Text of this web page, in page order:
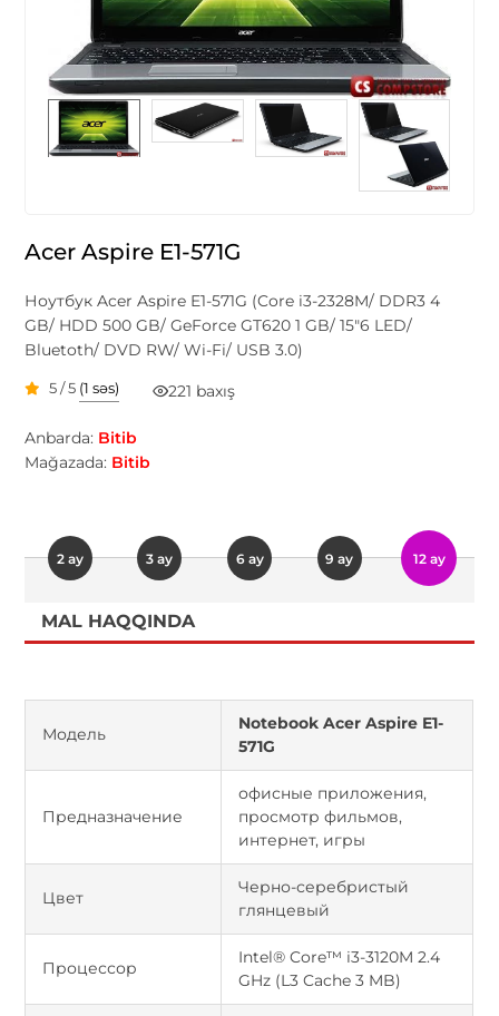
Acer Aspire E1-571G
Ноутбук Acer Aspire E1-571G (Core i3-2328M/ DDR3 4
GB/ HDD 500 GB/ GeForce GT620 1 GB/ 15"6 LED/
Bluetoth/ DVD RW/ Wi-Fi/ USB 3.0)
5 / 5 (1 səs) 221 baxış
Anbarda: Bitib
Mağazada: Bitib
2 ay 3 ay 6 ay 9 ay 12 ay
MAL HAQQINDA
Модель
Notebook Acer Aspire E1-
571G
Предназначение
офисные приложения,
просмотр фильмов,
интернет, игры
Цвет
Черно-серебристый
глянцевый
Процессор
Intel® Core™ i3-3120M 2.4
GHz (L3 Cache 3 MB)